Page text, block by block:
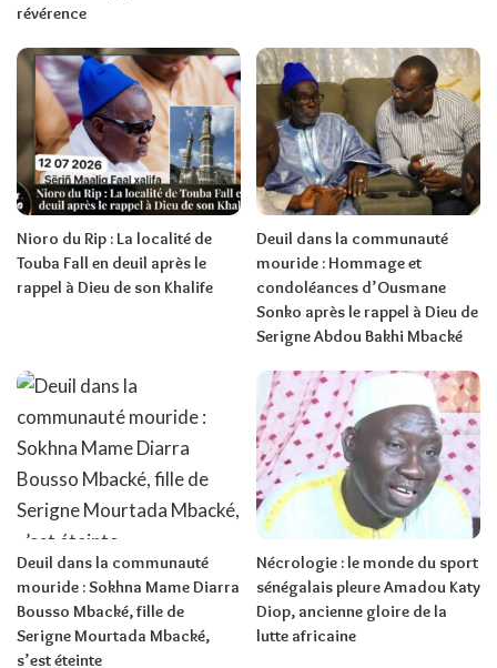
révérence
Nioro du Rip : La localité de
Touba Fall en deuil après le
rappel à Dieu de son Khalife
Deuil dans la communauté
mouride : Hommage et
condoléances d’Ousmane
Sonko après le rappel à Dieu de
Serigne Abdou Bakhi Mbacké
Deuil dans la communauté
mouride : Sokhna Mame Diarra
Bousso Mbacké, fille de
Serigne Mourtada Mbacké,
s’est éteinte
Nécrologie : le monde du sport
sénégalais pleure Amadou Katy
Diop, ancienne gloire de la
lutte africaine